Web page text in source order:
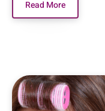
Read More